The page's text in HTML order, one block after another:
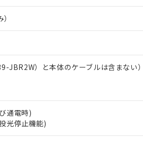
JBR2W）と本体のケーブルは含まない）
通電時)
光停止機能)